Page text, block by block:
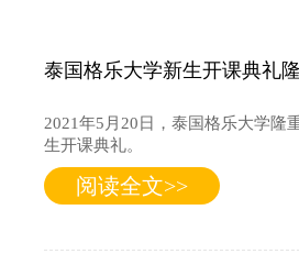
泰国格乐大学新生开课典礼
2021年5月20日，泰国格乐大学隆
生开课典礼。
阅读全文>>